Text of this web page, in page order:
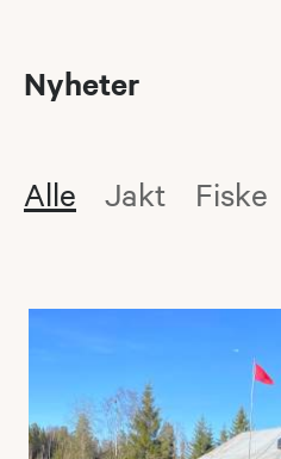
Nyheter
Alle Jakt Fiske